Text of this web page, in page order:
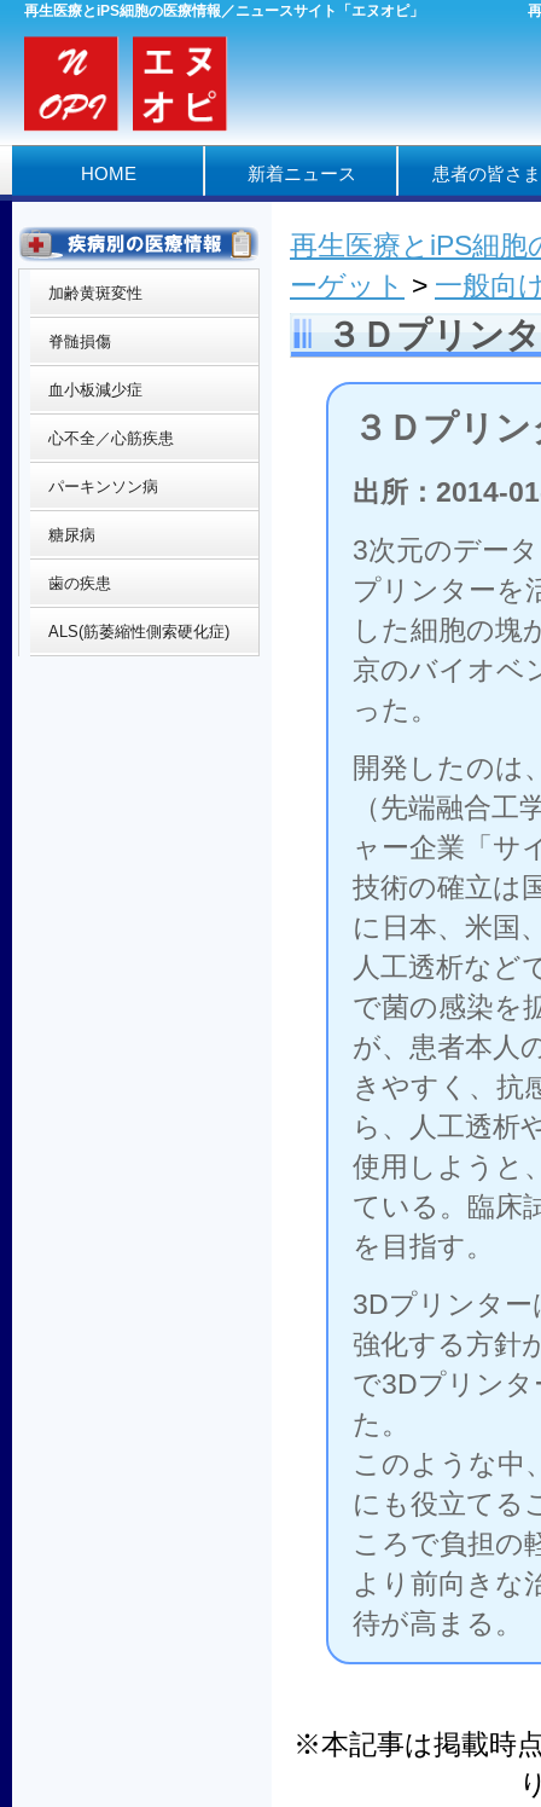
再生医療とiPS細胞の医療情報／ニュースサイト「エヌオピ」
HOME 新着ニュース 患者の皆さ
再生医療とiPS細
ーゲット > 一般向
３Ｄプリン
３Ｄプリ
出所：2014-
3次元のデー
プリンターを
した細胞の塊
京のバイオベ
った。
開発したのは
（先端融合
ャー企業「サ
技術の確立は
に日本、米国
人工透析など
で菌の感染を
が、患者本人
きやすく、抗
ら、人工透析
使用しようと
ている。臨床
を目指す。
3Dプリンター
強化する方針
で3Dプリン
た。
このような中
にも役立てる
ころで負担の
より前向きな
待が高まる。
※本記事は掲載時
加齢黄斑変性
脊髄損傷
血小板減少症
心不全／心筋疾患
パーキンソン病
糖尿病
歯の疾患
ALS(筋萎縮性側索硬化症)